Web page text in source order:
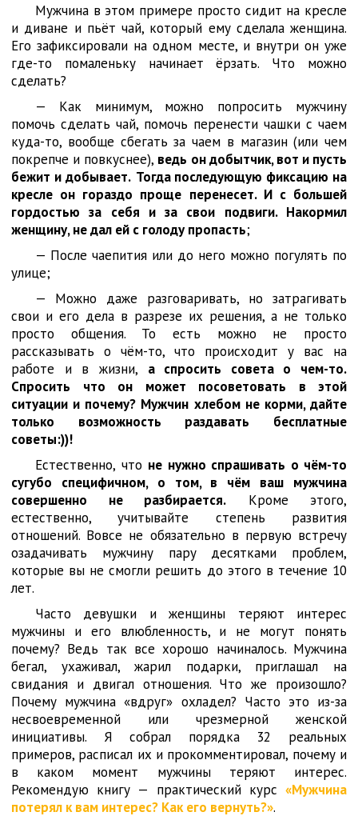
Мужчина в этом примере просто сидит на кресле
и диване и пьёт чай, который ему сделала женщина.
Его зафиксировали на одном месте, и внутри он уже
где-то помаленьку начинает ёрзать. Что можно
сделать?
— Как минимум, можно попросить мужчину
помочь сделать чай, помочь перенести чашки с чаем
куда-то, вообще сбегать за чаем в магазин (или чем
покрепче и повкуснее), ведь он добытчик, вот и пусть
бежит и добывает. Тогда последующую фиксацию на
кресле он гораздо проще перенесет. И с большей
гордостью за себя и за свои подвиги. Накормил
женщину, не дал ей с голоду пропасть;
— После чаепития или до него можно погулять по
улице;
— Можно даже разговаривать, но затрагивать
свои и его дела в разрезе их решения, а не только
просто общения. То есть можно не просто
рассказывать о чём-то, что происходит у вас на
работе и в жизни, а спросить совета о чем-то.
Спросить что он может посоветовать в этой
ситуации и почему? Мужчин хлебом не корми, дайте
только возможность раздавать бесплатные
советы:))!
Естественно, что не нужно спрашивать о чём-то
сугубо специфичном, о том, в чём ваш мужчина
совершенно не разбирается. Кроме этого,
естественно, учитывайте степень развития
отношений. Вовсе не обязательно в первую встречу
озадачивать мужчину пару десятками проблем,
которые вы не смогли решить до этого в течение 10
лет.
Часто девушки и женщины теряют интерес
мужчины и его влюбленность, и не могут понять
почему? Ведь так все хорошо начиналось. Мужчина
бегал, ухаживал, жарил подарки, приглашал на
свидания и двигал отношения. Что же произошло?
Почему мужчина «вдруг» охладел? Часто это из-за
несвоевременной или чрезмерной женской
инициативы. Я собрал порядка 32 реальных
примеров, расписал их и прокомментировал, почему и
в каком момент мужчины теряют интерес.
Рекомендую книгу — практический курс «Мужчина
потерял к вам интерес? Как его вернуть?».